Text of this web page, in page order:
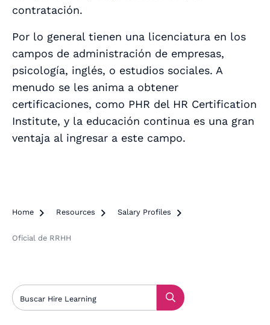
contratación.
Por lo general tienen una licenciatura en los
campos de administración de empresas,
psicología, inglés, o estudios sociales. A
menudo se les anima a obtener
certificaciones, como PHR del HR Certification
Institute, y la educación continua es una gran
ventaja al ingresar a este campo.
Home  Resources  Salary Profiles 
Oficial de RRHH